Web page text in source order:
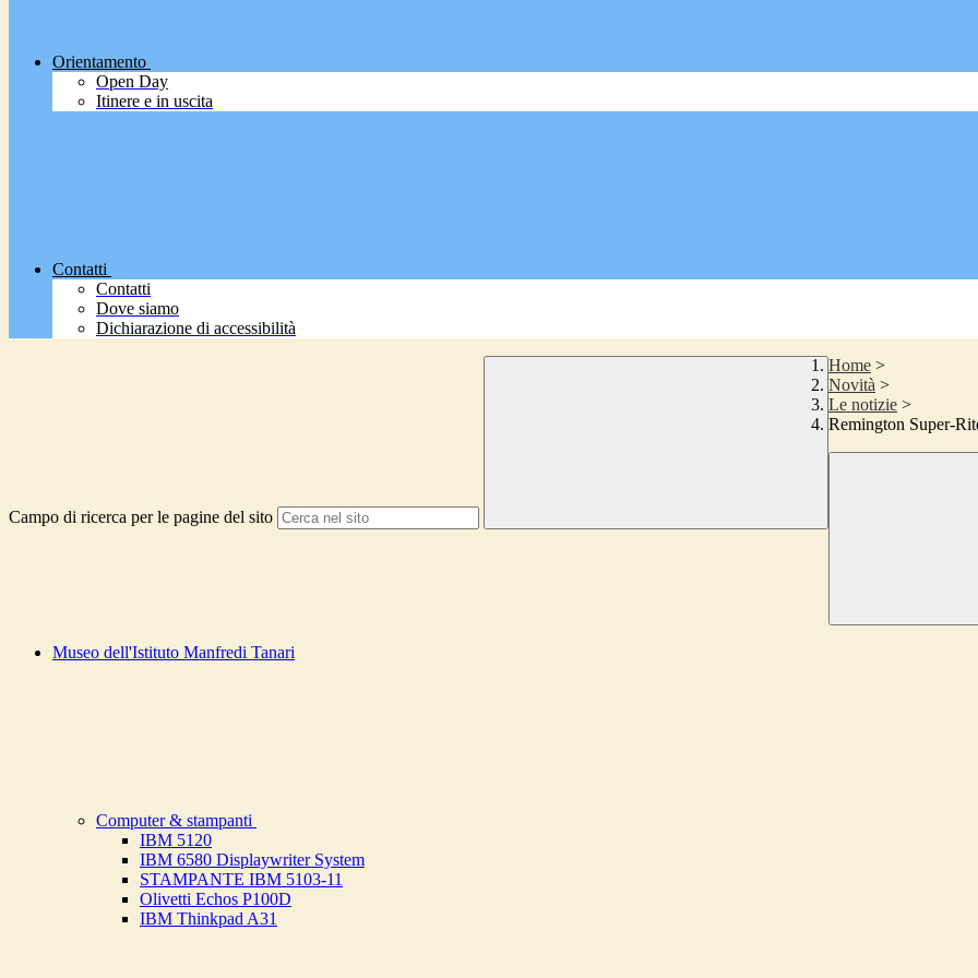
Orientamento
Open Day
Itinere e in uscita
Contatti
Contatti
Dove siamo
Dichiarazione di accessibilità
Campo di ricerca per le pagine del sito
Home >
Novità >
Le notizie >
Remington Super-
Museo dell'Istituto Manfredi Tanari
Computer & stampanti
IBM 5120
IBM 6580 Displaywriter System
STAMPANTE IBM 5103-11
Olivetti Echos P100D
IBM Thinkpad A31